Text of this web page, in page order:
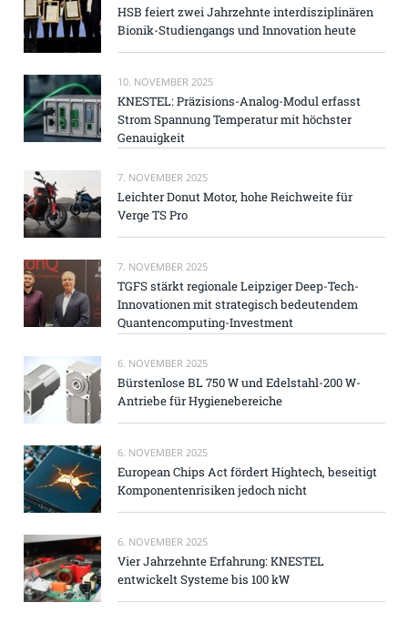
HSB feiert zwei Jahrzehnte interdisziplinären
Bionik-Studiengangs und Innovation heute
10. NOVEMBER 2025
KNESTEL: Präzisions-Analog-Modul erfasst
Strom Spannung Temperatur mit höchster
Genauigkeit
7. NOVEMBER 2025
Leichter Donut Motor, hohe Reichweite für
Verge TS Pro
7. NOVEMBER 2025
TGFS stärkt regionale Leipziger Deep-Tech-
Innovationen mit strategisch bedeutendem
Quantencomputing-Investment
6. NOVEMBER 2025
Bürstenlose BL 750 W und Edelstahl-200 W-
Antriebe für Hygienebereiche
6. NOVEMBER 2025
European Chips Act fördert Hightech, beseitigt
Komponentenrisiken jedoch nicht
6. NOVEMBER 2025
Vier Jahrzehnte Erfahrung: KNESTEL
entwickelt Systeme bis 100 kW